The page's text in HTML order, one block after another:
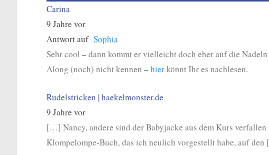
Carina
9 Jahre vor
Antwort auf Sophia
Sehr cool – dann kommt er vielleicht doch eher auf die
Along (noch) nicht kennen –hierkönnt Ihr es nachlesen.
Rudelstricken | haekelmonster.de
9 Jahre vor
[…] Nancy, andere sind der Babyjacke aus dem Kurs verfallen
Klompelompe-Buch, das ich neulich vorgestellt habe, auf